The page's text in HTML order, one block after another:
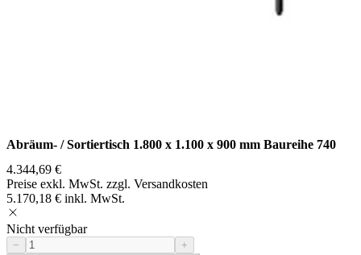
Abräum- / Sortiertisch 1.800 x 1.100 x 900 mm Baureihe 740
4.344,69 €
Preise exkl. MwSt. zzgl. Versandkosten
5.170,18 € inkl. MwSt.
Nicht verfügbar
− +